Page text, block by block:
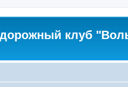
клуб